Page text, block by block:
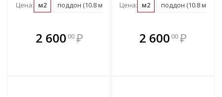
Цена: м2 поддон (10.8 м2)
2 600 00 ₽
В комплекте
всегда выгоднее!
Цена: м2 поддон (10.8 м2)
В комплекте
всегда выгоднее!
2 600 00 ₽